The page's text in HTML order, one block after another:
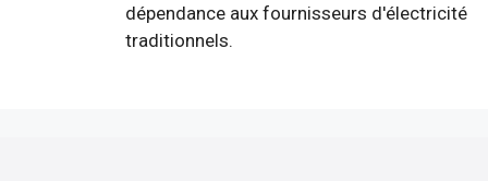
dépendance aux fournisseurs d'électricité
traditionnels.